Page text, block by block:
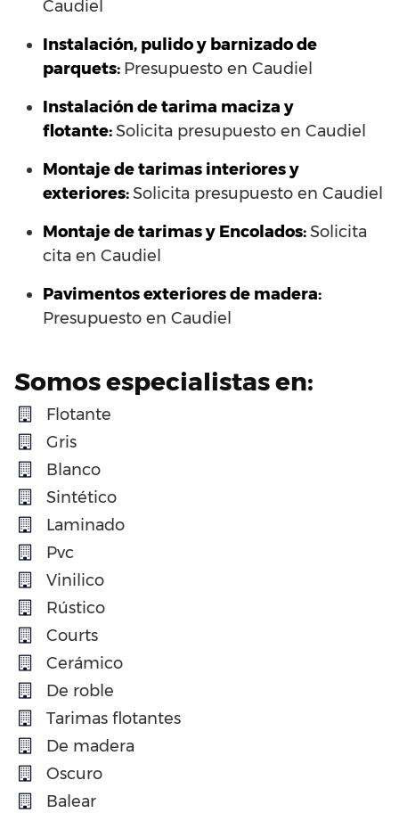
Caudiel
Instalación, pulido y barnizado de
parquets: Presupuesto en Caudiel
Instalación de tarima maciza y
flotante:Solicita presupuesto en Caudiel
Montaje de tarimas interiores y
exteriores:Solicita presupuesto en Caudiel
Montaje de tarimas y Encolados:Solicita
cita en Caudiel
Pavimentos exteriores de madera:
Presupuesto en Caudiel
Somos especialistas en:
Flotante
Gris
Blanco
Sintético
Laminado
Pvc
Vinilico
Rústico
Courts
Cerámico
De roble
Tarimas flotantes
De madera
Oscuro
Balear